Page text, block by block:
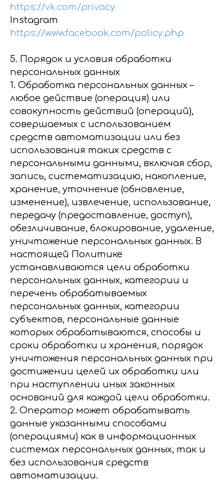
https://vk.com/privacy
Instagram
https://www.facebook.com/policy.php
5. Порядок и условия обработки
персональных данных
1. Обработка персональных данных –
любое действие (операция) или
совокупность действий (операций),
совершаемых с использованием
средств автоматизации или без
использования таких средств с
персональными данными, включая сбор,
запись, систематизацию, накопление,
хранение, уточнение (обновление,
изменение), извлечение, использование,
передачу (предоставление, доступ),
обезличивание, блокирование, удаление,
уничтожение персональных данных. В
настоящей Политике
устанавливаются цели обработки
персональных данных, категории и
перечень обрабатываемых
персональных данных, категории
субъектов, персональные данные
которых обрабатываются, способы и
сроки обработки и хранения, порядок
уничтожения персональных данных при
достижении целей их обработки или
при наступлении иных законных
оснований для каждой цели обработки.
2. Оператор может обрабатывать
данные указанными способами
(операциями) как в информационных
системах персональных данных, так и
без использования средств
автоматизации.